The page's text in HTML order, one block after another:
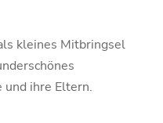
kleines Mitbringsel
und ihre Eltern.